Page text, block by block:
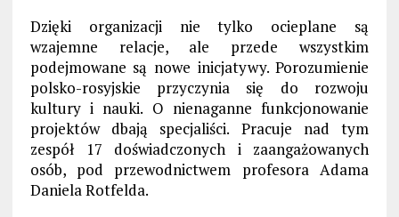
Dzięki organizacji nie tylko ocieplane są
wzajemne relacje, ale przede wszystkim
podejmowane są nowe inicjatywy. Porozumienie
polsko-rosyjskie przyczynia się do rozwoju
kultury i nauki. O nienaganne funkcjonowanie
projektów dbają specjaliści. Pracuje nad tym
zespół 17 doświadczonych i zaangażowanych
osób, pod przewodnictwem profesora Adama
Daniela Rotfelda.